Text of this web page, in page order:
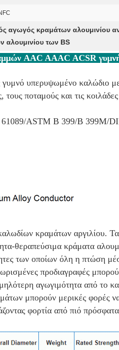
αγωγός κραμάτων αλουμινίου
αλουμινίου των BS
AAC AAAC ACSR
υπερυψωμένο καλώδιο
τους ποταμούς και τις
61089/ASTM Β 399/B 399M/
κραμάτων αργιλίου.
θεραπεύσιμα κράματα
των οποίων όλη η πτώση
προδιαγραφές
αγωγιμότητα από το
μπορούν μερικές φορές
φορτία από πιό